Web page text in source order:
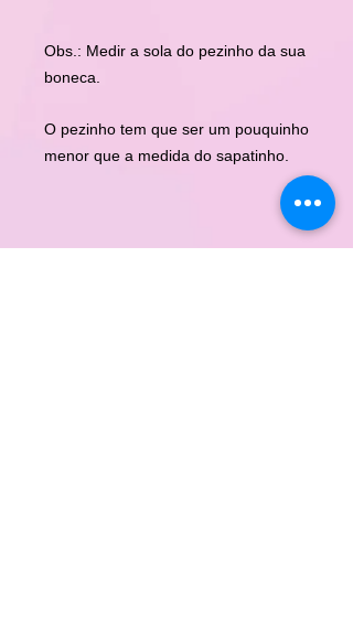
Obs.: Medir a sola do pezinho da sua
boneca.
O pezinho tem que ser um pouquinho
menor que a medida do sapatinho.